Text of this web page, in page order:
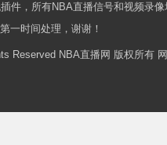
，所有NBA直播信号和视频录
一时间处理，谢谢！
Reserved NBA直播网 版权所有